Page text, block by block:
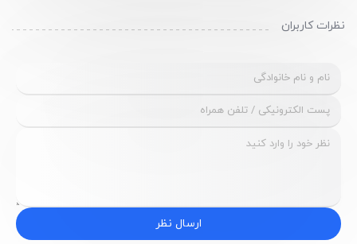
نظرات کاربران
ارسال نظر